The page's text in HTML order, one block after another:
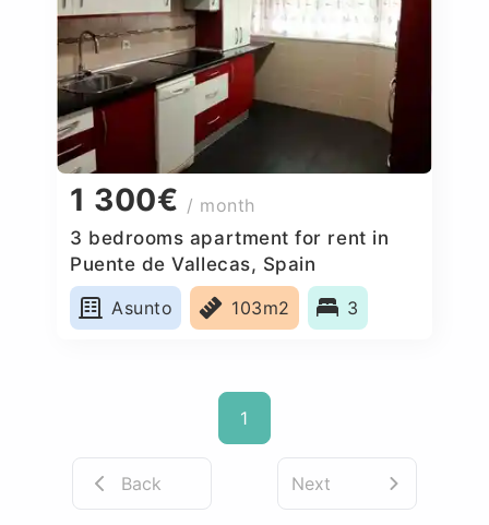
1 300€ / month
3 bedrooms apartment for rent in
Puente de Vallecas, Spain
Asunto
103m2 3
1
Back Next